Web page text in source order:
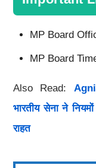
MP Board
MP Board
Also Read:
भारतीय सेना ने
राहत